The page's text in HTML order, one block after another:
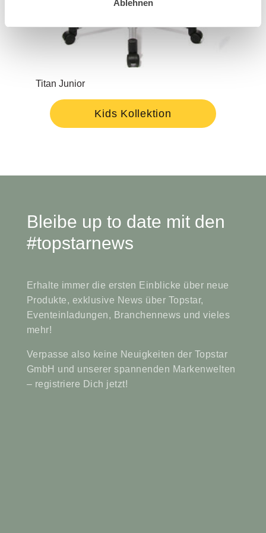
Ablehnen
Titan Junior
Kids Kollektion
Bleibe up to date mit den
#topstarnews
Erhalte immer die ersten Einblicke über neue
Produkte, exklusive News über Topstar,
Eventeinladungen, Branchennews und vieles
mehr!
Verpasse also keine Neuigkeiten der Topstar
GmbH und unserer spannenden Markenwelten
– registriere Dich jetzt!